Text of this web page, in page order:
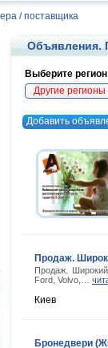
/ поставщика
Объявления.
Выберите
Другие регионы
Добавить
Продаж.
Продаж. Широкий
Ford, Volvo,…
Киев
Бронедвери